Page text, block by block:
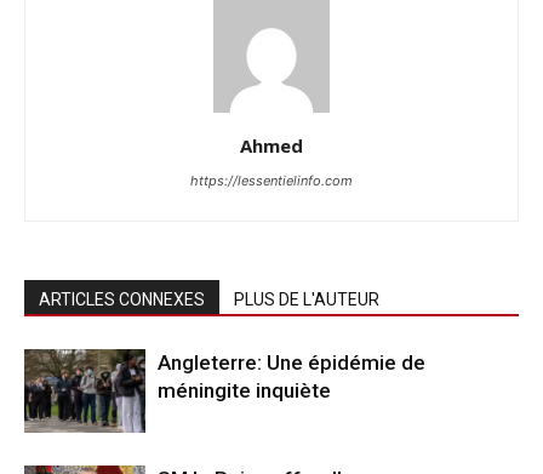
Ahmed
https://lessentielinfo.com
ARTICLES CONNEXES PLUS DE L'AUTEUR
Angleterre: Une épidémie de
méningite inquiète